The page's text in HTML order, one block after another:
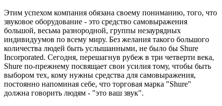
Этим успехом компания обязана своему пониманию, того, что
звуковое оборудование - это средство самовыражения
большой, весьма разнородной, группы незаурядных
индивидуумов по всему миру. Без желания такого большого
количества людей быть услышанными, не было бы Shure
Incorporated. Сегодня, перешагнув рубеж в три четверти века,
Shure по-прежнему посвящает свои усилия тому, чтобы быть
выбором тех, кому нужны средства для самовыражения,
постоянно напоминая себе, что торговая марка "Shure"
должна говорить людям - "это ваш звук".